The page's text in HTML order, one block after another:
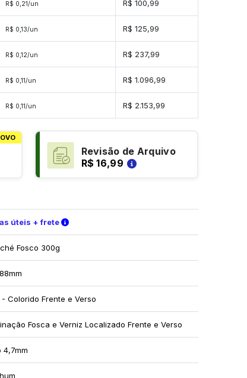
R$ 0,21/un R$ 100,99
R$ 0,13/un R$ 125,99
R$ 0,12/un R$ 237,99
R$ 0,11/un R$ 1.096,99
R$ 0,11/un R$ 2.153,99
Revisão de Arquivo
R$ 16,99
úteis + frete Verifique as condições de entrega
Fosco 300g
Colorido Frente e Verso
Fosca e Verniz Localizado Frente e Verso
4,7mm